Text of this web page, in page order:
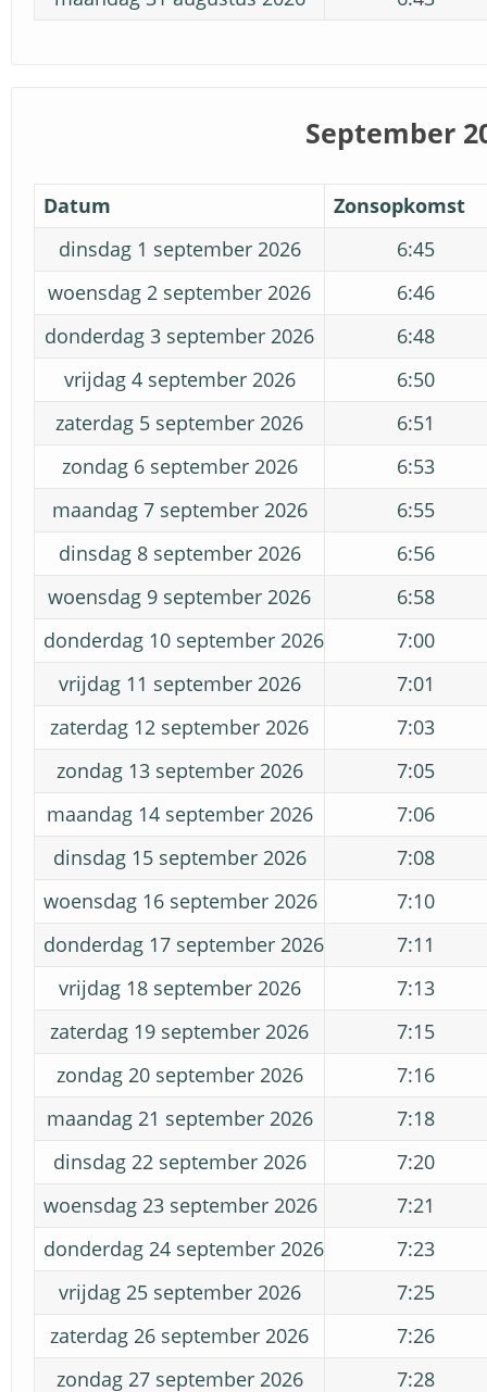
September
Datum
Zonsopkomst
dinsdag 1 september 2026
6:45
woensdag 2 september 2026
6:46
donderdag 3 september 2026
6:48
vrijdag 4 september 2026
6:50
zaterdag 5 september 2026
6:51
zondag 6 september 2026
6:53
maandag 7 september 2026
6:55
dinsdag 8 september 2026
6:56
woensdag 9 september 2026
6:58
donderdag 10 september 2026
7:00
vrijdag 11 september 2026
7:01
zaterdag 12 september 2026
7:03
zondag 13 september 2026
7:05
maandag 14 september 2026
7:06
dinsdag 15 september 2026
7:08
woensdag 16 september 2026
7:10
donderdag 17 september 2026
7:11
vrijdag 18 september 2026
7:13
zaterdag 19 september 2026
7:15
zondag 20 september 2026
7:16
maandag 21 september 2026
7:18
dinsdag 22 september 2026
7:20
woensdag 23 september 2026
7:21
donderdag 24 september 2026
7:23
vrijdag 25 september 2026
7:25
zaterdag 26 september 2026
7:26
zondag 27 september 2026
7:28